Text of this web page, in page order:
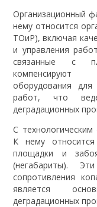
Организационный
нему относится
ТОиР), включая
и управления
связанные с
компенсируют
оборудования
работ, что
деградационных
С
К нему относится
площадки и
(негабариты).
сопротивления
является
деградационных